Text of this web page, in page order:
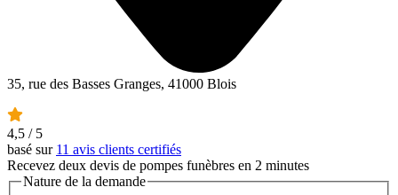
35, rue des Basses Granges, 41000 Blois
4,5 / 5
basé sur 11 avis clients certifiés
Recevez deux devis de pompes funèbres en 2 minutes
Nature de la demande